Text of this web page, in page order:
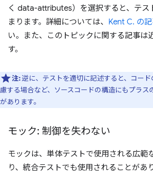
く data-attributes）を選択すると、テス
まります。詳細については、 Kent C. の
い。また、このトピックに関する記事は
す。
注:逆に、テストを適切に記述すると、コー
慮する場合など、ソースコードの構造にもプラス
があります。
モック: 制御を失わない
モックは、単体テストで使用される広範
り、統合テストでも使用されることがあ